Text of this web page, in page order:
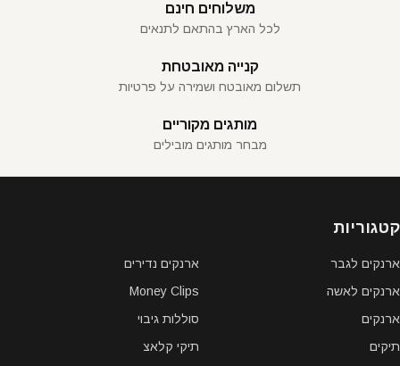
משלוחים חינם
לכל הארץ בהתאם לתנאים
קנייה מאובטחת
תשלום מאובטח ושמירה על פרטיות
מותגים מקוריים
מבחר מותגים מובילים
קטגוריות
ארנקים לגבר
ארנקים לאשה
ארנקים
תיקים
ארנקים נדירים
Money Clips
סוללות גיבוי
תיקי קלאצ